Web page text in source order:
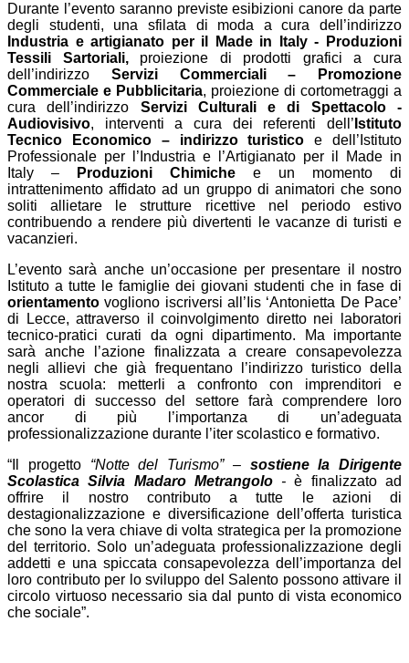
Durante l’evento saranno previste esibizioni canore da parte
degli studenti, una sfilata di moda a cura dell’indirizzo
Industria e artigianato per il Made in Italy - Produzioni
Tessili Sartoriali, proiezione di prodotti grafici a cura
dell’indirizzo Servizi Commerciali – Promozione
Commerciale e Pubblicitaria, proiezione di cortometraggi a
cura dell’indirizzo Servizi Culturali e di Spettacolo -
Audiovisivo, interventi a cura dei referenti dell’ Istituto
Tecnico Economico – indirizzo turisticoe dell’Istituto
Professionale per l’Industria e l’Artigianato per il Made in
Italy –
Produzioni Chimiche e un momento di
intrattenimento affidato ad un gruppo di animatori che sono
soliti allietare le strutture ricettive nel periodo estivo
contribuendo a rendere più divertenti le vacanze di turisti e
vacanzieri.
L’evento sarà anche un’occasione per presentare il nostro
Istituto a tutte le famiglie dei giovani studenti che in fase di
orientamentovogliono iscriversi all’Iis ‘Antonietta De Pace’
di Lecce, attraverso il coinvolgimento diretto nei laboratori
tecnico-pratici curati da ogni dipartimento. Ma importante
sarà anche l’azione finalizzata a creare consapevolezza
negli allievi che già frequentano l’indirizzo turistico della
nostra scuola: metterli a confronto con imprenditori e
operatori di successo del settore farà comprendere loro
ancor di più l’importanza di un’adeguata
professionalizzazione durante l’iter scolastico e formativo.
“Il progetto “Notte del Turismo” – sostiene la Dirigente
Scolastica Silvia Madaro Metrangolo -è finalizzato ad
offrire il nostro contributo a tutte le azioni di
destagionalizzazione e diversificazione dell’offerta turistica
che sono la vera chiave di volta strategica per la promozione
del territorio. Solo un’adeguata professionalizzazione degli
addetti e una spiccata consapevolezza dell’importanza del
loro contributo per lo sviluppo del Salento possono attivare il
circolo virtuoso necessario sia dal punto di vista economico
che sociale”.